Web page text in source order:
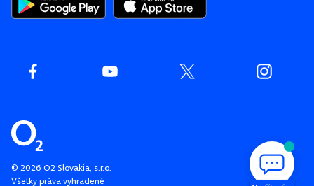
© 2026 O2 Slovakia, s.r.o.
Všetky práva vyhradené